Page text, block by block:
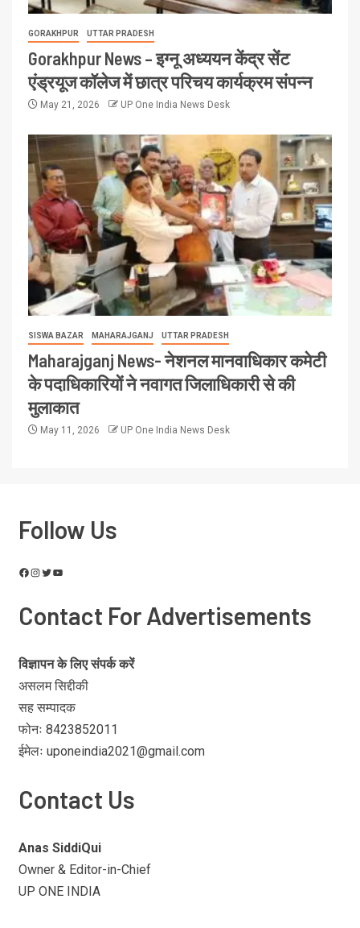
GORAKHPUR UTTAR PRADESH
Gorakhpur News – इग्नू अध्ययन केंद्र सेंट
एंड्रयूज कॉलेज में छात्र परिचय कार्यक्रम संपन्न
May 21, 2026 UP One India News Desk
SISWA BAZAR MAHARAJGANJ UTTAR PRADESH
Maharajganj News- नेशनल मानवाधिकार कमेटी
के पदाधिकारियों ने नवागत जिलाधिकारी से की
मुलाकात
May 11, 2026 UP One India News Desk
Follow Us
Contact For Advertisements
विज्ञापन के लिए संपर्क करें
असलम सिद्दीकी
सह सम्पादक
फोनः 8423852011
ईमेलः uponeindia2021@gmail.com
Contact Us
Anas SiddiQui
Owner & Editor-in-Chief
UP ONE INDIA